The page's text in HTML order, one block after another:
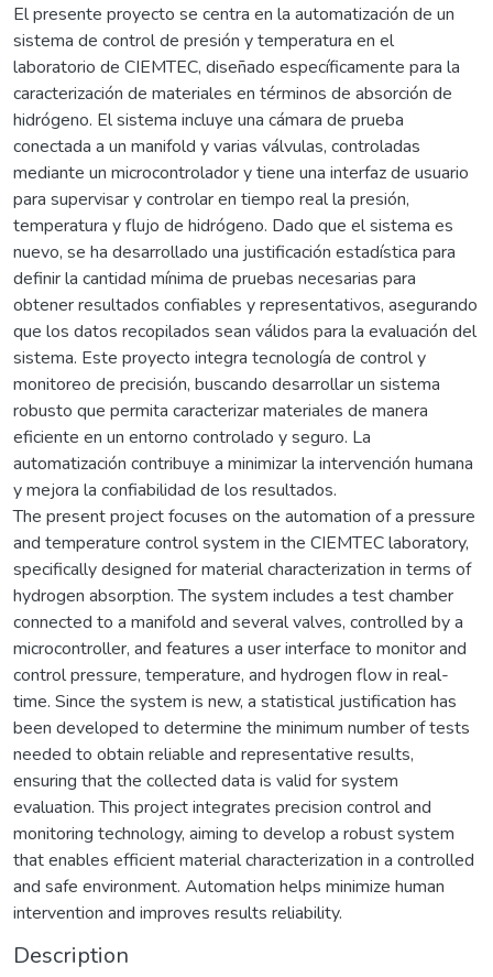
El presente proyecto se centra en la automatización de un
sistema de control de presión y temperatura en el
laboratorio de CIEMTEC, diseñado específicamente para la
caracterización de materiales en términos de absorción de
hidrógeno. El sistema incluye una cámara de prueba
conectada a un manifold y varias válvulas, controladas
mediante un microcontrolador y tiene una interfaz de usuario
para supervisar y controlar en tiempo real la presión,
temperatura y flujo de hidrógeno. Dado que el sistema es
nuevo, se ha desarrollado una justificación estadística para
definir la cantidad mínima de pruebas necesarias para
obtener resultados confiables y representativos, asegurando
que los datos recopilados sean válidos para la evaluación del
sistema. Este proyecto integra tecnología de control y
monitoreo de precisión, buscando desarrollar un sistema
robusto que permita caracterizar materiales de manera
eficiente en un entorno controlado y seguro. La
automatización contribuye a minimizar la intervención humana
y mejora la confiabilidad de los resultados.
The present project focuses on the automation of a pressure
and temperature control system in the CIEMTEC laboratory,
specifically designed for material characterization in terms of
hydrogen absorption. The system includes a test chamber
connected to a manifold and several valves, controlled by a
microcontroller, and features a user interface to monitor and
control pressure, temperature, and hydrogen flow in real-
time. Since the system is new, a statistical justification has
been developed to determine the minimum number of tests
needed to obtain reliable and representative results,
ensuring that the collected data is valid for system
evaluation. This project integrates precision control and
monitoring technology, aiming to develop a robust system
that enables efficient material characterization in a controlled
and safe environment. Automation helps minimize human
intervention and improves results reliability.
Description